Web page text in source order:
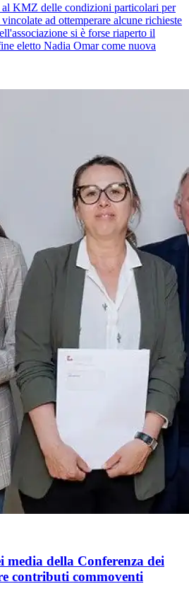
KMZ delle condizioni particolari per
ad ottemperare alcune richieste
si è forse riaperto il
eletto Nadia Omar come nuova
media della Conferenza dei
contributi commoventi